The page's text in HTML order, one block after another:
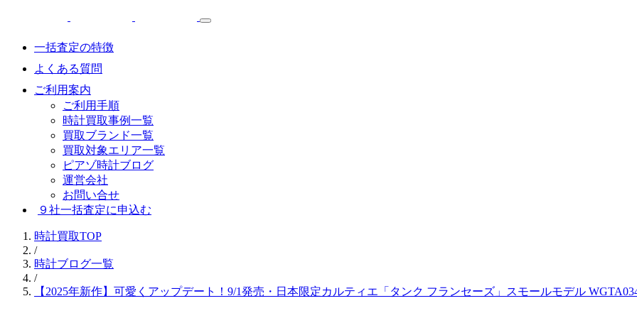
一括査定の特徴
よくある質問
ご利用案内
ご利用手順
時計買取事例一覧
買取ブランド一覧
買取対象エリア一覧
ピアゾ時計ブログ
運営会社
お問い合せ
９社一括査定に申込む
時計買取TOP
/
時計ブログ一覧
/
【2025年新作】可愛くアップデート！9/1発売・日本限定カルティエ「タンク フランセーズ」スモールモデル